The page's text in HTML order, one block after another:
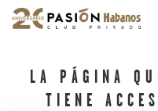
LA PÁGINA
TIENE